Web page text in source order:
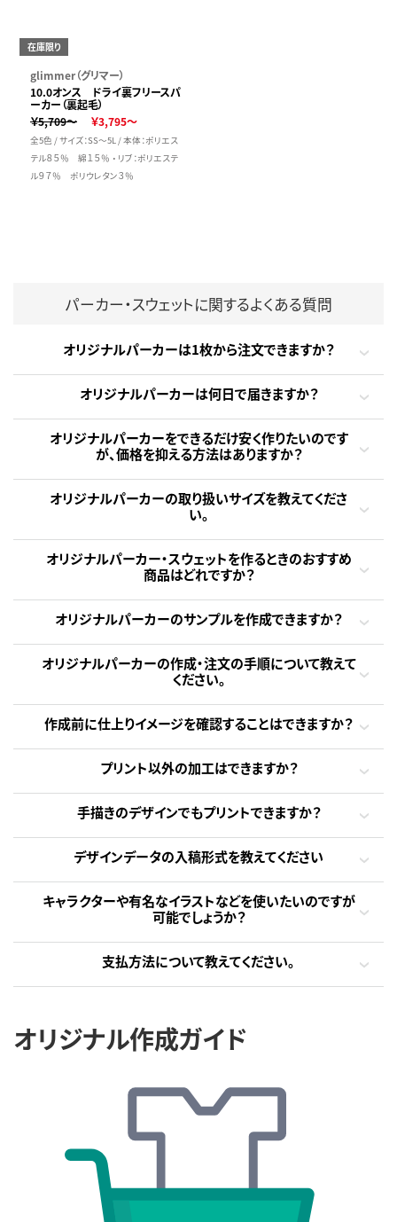
在庫限り
glimmer（グリマー）
10.0オンス ドライ裏フリースパ
ーカー（裏起毛）
￥5,709～
￥3,795～
全5色 / サイズ：SS～5L / 本体：ポリエス
テル８５％ 綿１５％ ・ リブ：ポリエステ
ル９７％ ポリウレタン３％
パーカー・スウェットに関するよくある質問
オリジナルパーカーは1枚から注文できますか？
オリジナルパーカーは何日で届きますか？
オリジナルパーカーをできるだけ安く作りたいのです
が、価格を抑える方法はありますか？
オリジナルパーカーの取り扱いサイズを教えてくださ
い。
オリジナルパーカー・スウェットを作るときのおすすめ
商品はどれですか？
オリジナルパーカーのサンプルを作成できますか？
オリジナルパーカーの作成・注文の手順について教えて
ください。
作成前に仕上りイメージを確認することはできますか？
プリント以外の加工はできますか？
手描きのデザインでもプリントできますか？
デザインデータの入稿形式を教えてください
キャラクターや有名なイラストなどを使いたいのですが
可能でしょうか？
支払方法について教えてください。
オリジナル作成ガイド